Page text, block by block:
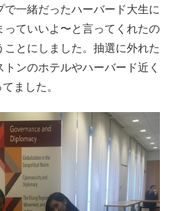
一緒だったハーバード大生に
ていいよ〜と言ってくれたの
とにしました。抽選に外れた
ンのホテルやハーバード近く
ました。